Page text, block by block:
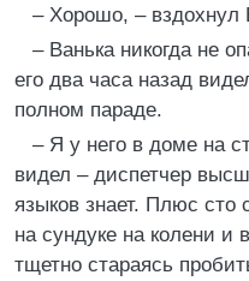
– Хорошо, – вздохнул
– Ванька никогда не
его два часа назад
полном параде.
– Я у него в доме на
видел – диспетчер
языков знает. Плюс сто
на сундуке на колени и
тщетно стараясь